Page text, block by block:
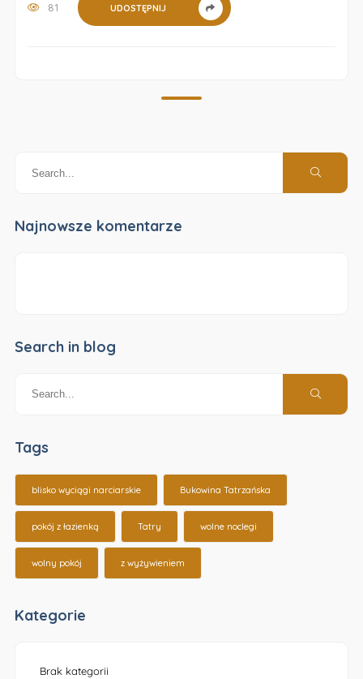
81 UDOSTĘPNIJ
Najnowsze komentarze
Search in blog
Tags
blisko wyciągi narciarskie Bukowina Tatrzańska
pokój z łazienką Tatry wolne noclegi
wolny pokój z wyżywieniem
Kategorie
Brak kategorii